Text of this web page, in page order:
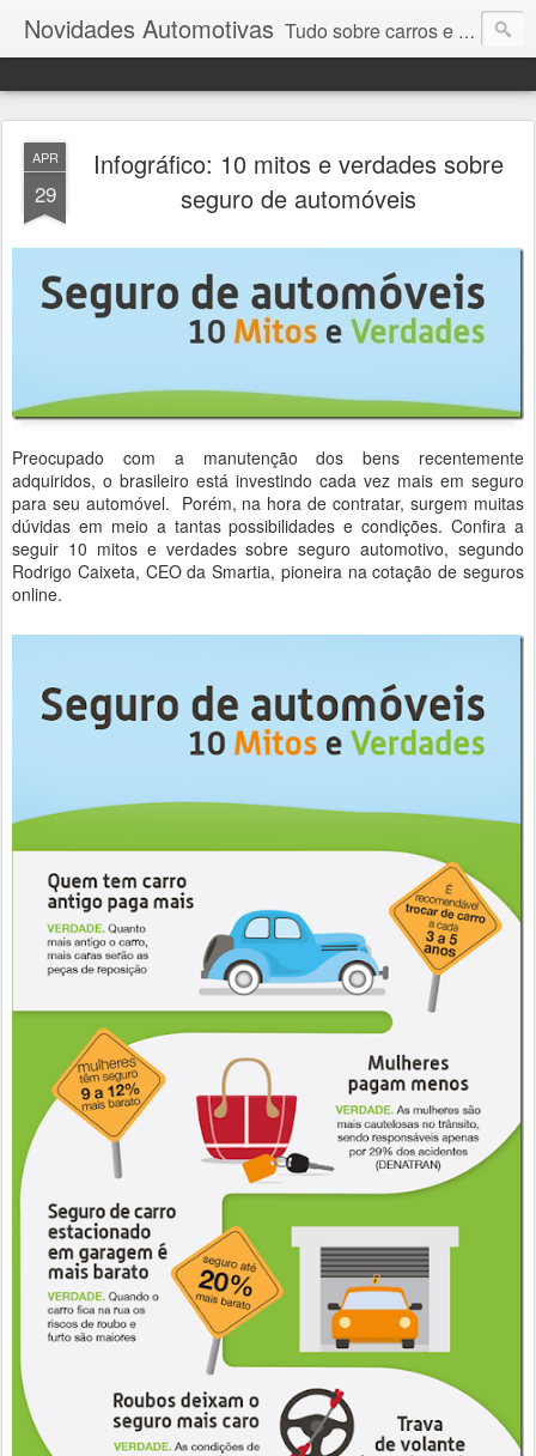
Novidades Automotivas Tudo sobre carros e motores
APR
29
Infográfico: 10 mitos e verdades sobre
seguro de automóveis
Preocupado com a manutenção dos bens recentemente
adquiridos, o brasileiro está investindo cada vez mais em seguro
para seu automóvel. Porém, na hora de contratar, surgem muitas
dúvidas em meio a tantas possibilidades e condições. Confira a
seguir 10 mitos e verdades sobre seguro automotivo, segundo
Rodrigo Caixeta, CEO da Smartia, pioneira na cotação de seguros
online.